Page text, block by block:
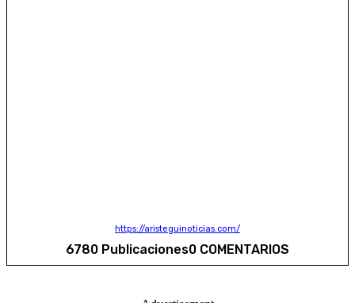
https://aristeguinoticias.com/
6780 Publicaciones0 COMENTARIOS